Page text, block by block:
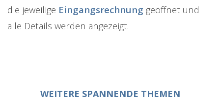
die jeweilige Eingangsrechnung geöffnet und
alle Details werden angezeigt.
WEITERE SPANNENDE THEMEN